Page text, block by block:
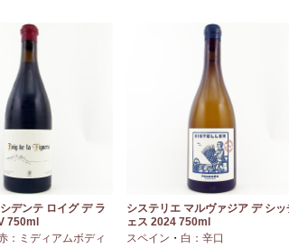
デンテ ロイグ デ ラ
750ml
）：ミディアムボディ
システリエ マルヴァジア デ シッ
ェス 2024 750ml
スペイン ・ 白：辛口